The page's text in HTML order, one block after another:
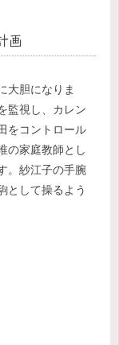
画
大胆になりま
監視し、カレン
をコントロール
の家庭教師とし
。紗江子の手腕
として操るよう